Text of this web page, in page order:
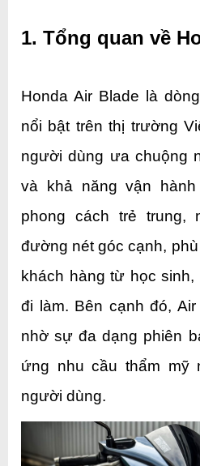
1. Tổng quan về
Honda Air Blade là
nổi bật trên thị trường
người dùng ưa chuộng
và khả năng vận
phong cách trẻ trung,
đường nét góc cạnh,
khách hàng từ học
đi làm. Bên cạnh đó,
nhờ sự đa dạng phiên
ứng nhu cầu thẩm mỹ
người dùng.